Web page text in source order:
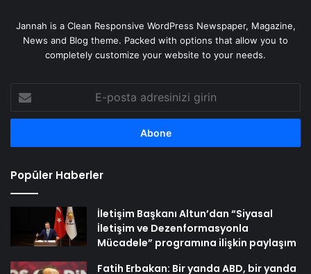
Jannah is a Clean Responsive WordPress Newspaper, Magazine,
News and Blog theme. Packed with options that allow you to
completely customize your website to your needs.
posta
adresinizi
Popüler Haberler
İletişim Başkanı Altun’dan “Siyasal
İletişim ve Dezenformasyonla
Mücadele” programına ilişkin paylaşım
Fatih Erbakan: Bir yanda ABD, bir yanda